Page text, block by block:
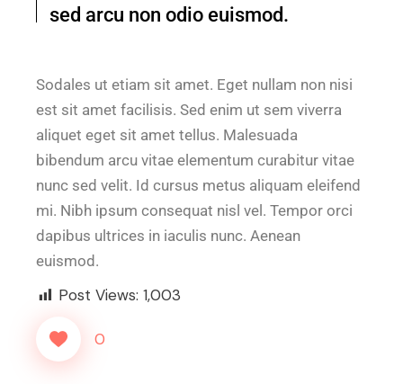
sed arcu non odio euismod.
Sodales ut etiam sit amet. Eget nullam non nisi
est sit amet facilisis. Sed enim ut sem viverra
aliquet eget sit amet tellus. Malesuada
bibendum arcu vitae elementum curabitur vitae
nunc sed velit. Id cursus metus aliquam eleifend
mi. Nibh ipsum consequat nisl vel. Tempor orci
dapibus ultrices in iaculis nunc. Aenean
euismod.
Post Views: 1,003
0